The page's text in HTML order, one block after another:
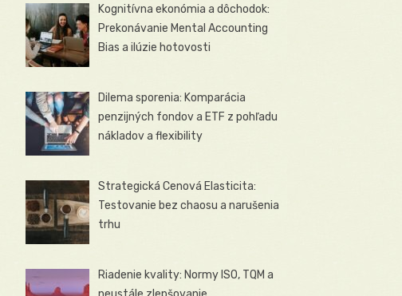
Kognitívna ekonómia a dôchodok:
Prekonávanie Mental Accounting
Bias a ilúzie hotovosti
Dilema sporenia: Komparácia
penzijných fondov a ETF z pohľadu
nákladov a flexibility
Strategická Cenová Elasticita:
Testovanie bez chaosu a narušenia
trhu
Riadenie kvality: Normy ISO, TQM a